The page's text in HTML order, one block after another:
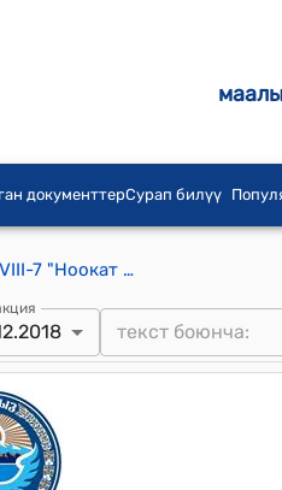
документтерСурап билүү
Ноокат шаардык кеңешинин 2018-жылдын 26-декабрындагы № ХVIII-7 "Ноокат шаар аймагындагы мектеп жана балдар бакчаларында эмгектенип жаткан педагогикалык кызматкерлерге коммуналдык жардам көрсөтүү жөнүндө" токтому